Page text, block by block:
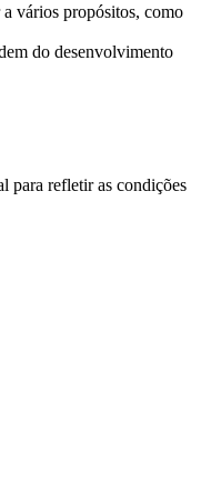
vários propósitos, como
do desenvolvimento
para refletir as condições